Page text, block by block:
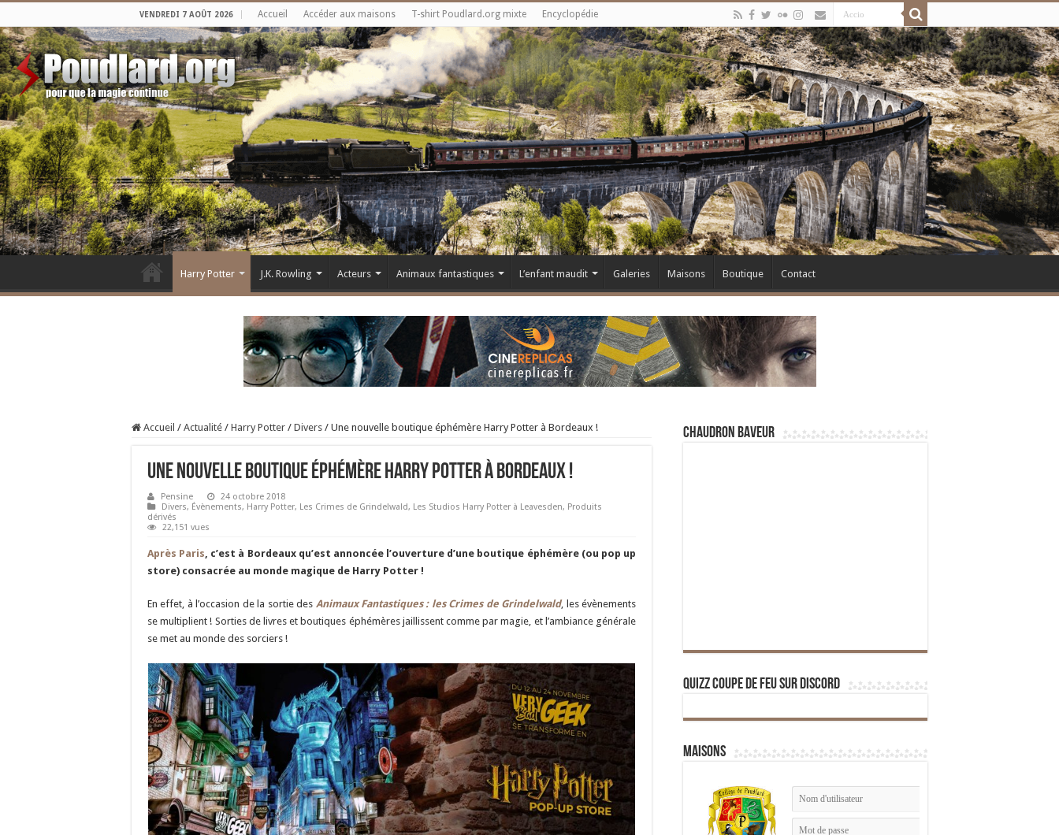
VENDREDI 7 AOÛT 2026 Accueil Accéder aux maisons T-shirt Poudlard.org mixte Encyclopédie
Harry Potter J.K. Rowling Acteurs Animaux fantastiques L’enfant maudit Galeries Maisons Boutique Contact
Accueil / Actualité / Harry Potter / Divers / Une nouvelle boutique éphémère Harry Potter à Bordeaux !
Une nouvelle boutique éphémère Harry Potter à Bordeaux !
Pensine
24 octobre 2018
Divers, Évènements, Harry Potter, Les Crimes de Grindelwald, Les Studios Harry Potter à Leavesden, Produits
dérivés
22,151 vues
Après Paris, c’est à Bordeaux qu’est annoncée l’ouverture d’une boutique éphémère (ou pop up
store) consacrée au monde magique de Harry Potter !
En effet, à l’occasion de la sortie des Animaux Fantastiques : les Crimes de Grindelwald, les évènements
se multiplient ! Sorties de livres et boutiques éphémères jaillissent comme par magie, et l’ambiance générale
se met au monde des sorciers !
Chaudron Baveur
Quizz Coupe de Feu sur Discord
Maisons